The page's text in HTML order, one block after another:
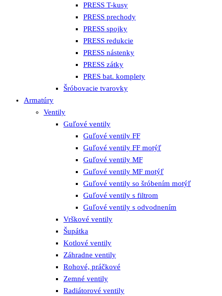
PRESS T-kusy
PRESS prechody
PRESS spojky
PRESS redukcie
PRESS nástenky
PRESS zátky
PRES bat. komplety
Šróbovacie tvarovky
Armatúry
Ventily
Guľové ventily
Guľové ventily FF
Guľové ventily FF motýľ
Guľové ventily MF
Guľové ventily MF motýľ
Guľové ventily so šróbením motýľ
Guľové ventily s filtrom
Guľové ventily s odvodnením
Vrškové ventily
Šupátka
Kotlové ventily
Záhradne ventily
Rohové, práčkové
Zemné ventily
Radiátorové ventily